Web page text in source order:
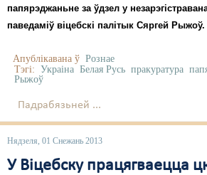
папярэджаньне за ўдзел у
паведаміў віцебскі палітык Сяргей Рыжоў.
Апублікавана ў Рознае
Тэгі: Украіна Белая Русь пракуратура
Рыжоў
Падрабязьней ...
Нядзеля, 01 Снежань 2013
У Віцебску працягваецца
ЛПП
Мірныя сходы
Палітвязьні
Праваабаронцы
Правы дзіцяці